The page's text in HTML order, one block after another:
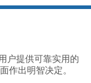
户提供可靠实用的
作出明智决定。